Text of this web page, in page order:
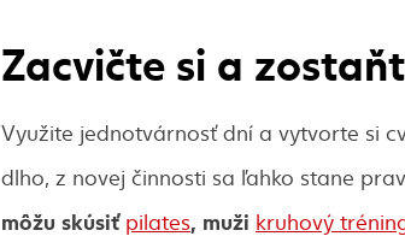
Zacvičte si a
Využite jednotvárnosť dní a vytvorte si
dlho, z novej činnosti sa ľahko stane
môžu skúsiť pilates, muži kruhový